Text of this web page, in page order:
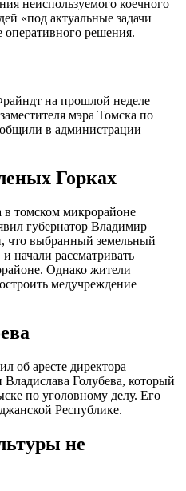
неиспользуемого коечного
«под актуальные задачи
оперативного решения.
на прошлой неделе
мэра Томска по
в администрации
Горках
в томском микрорайоне
губернатор Владимир
что выбранный земельный
начали рассматривать
Однако жители
медучреждение
об аресте директора
Владислава Голубева, который
по уголовному делу. Его
Республике.
не